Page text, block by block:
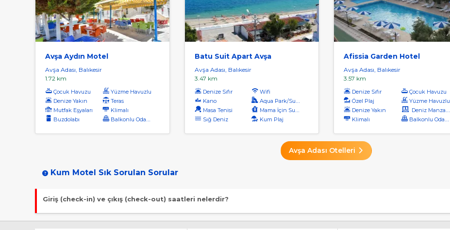
Avşa Aydın Motel
Avşa Adası, Balıkesir
1.72 km
Çocuk Havuzu
Yüzme Havuzlu
Denize Yakın
Teras
Mutfak Eşyaları
Klimalı
Buzdolabı
Balkonlu Odalar
Batu Suit Apart Avşa
Avşa Adası, Balıkesir
3.47 km
Denize Sıfır
Wifi
Kano
Aqua Park/Su Parkı
Masa Tenisi
Mama İçin Su Isıtıcı
Sığ Deniz
Kum Plaj
Afissia Garden Hotel
Avşa Adası, Balıkesir
3.57 km
Denize Sıfır
Çocuk Havuzu
Özel Plaj
Yüzme Havuzlu
Denize Yakın
Deniz Manzaralı
Klimalı
Balkonlu Odalar
Avşa Adası Otelleri
Kum Motel Sık Sorulan Sorular
Giriş (check-in) ve çıkış (check-out) saatleri nelerdir?
Giriş en erken 14:00, çıkış en geç 12:00 saatindedir.